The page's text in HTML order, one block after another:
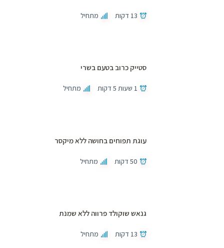
13 דקות מתחיל
סטייק כרוב בטעם בשרי
1 שעות 5 דקות מתחיל
עוגת תפוחים בחושה ללא מיקסר
50 דקות מתחיל
גנאש שוקולד פרווה ללא שמנת
13 דקות מתחיל